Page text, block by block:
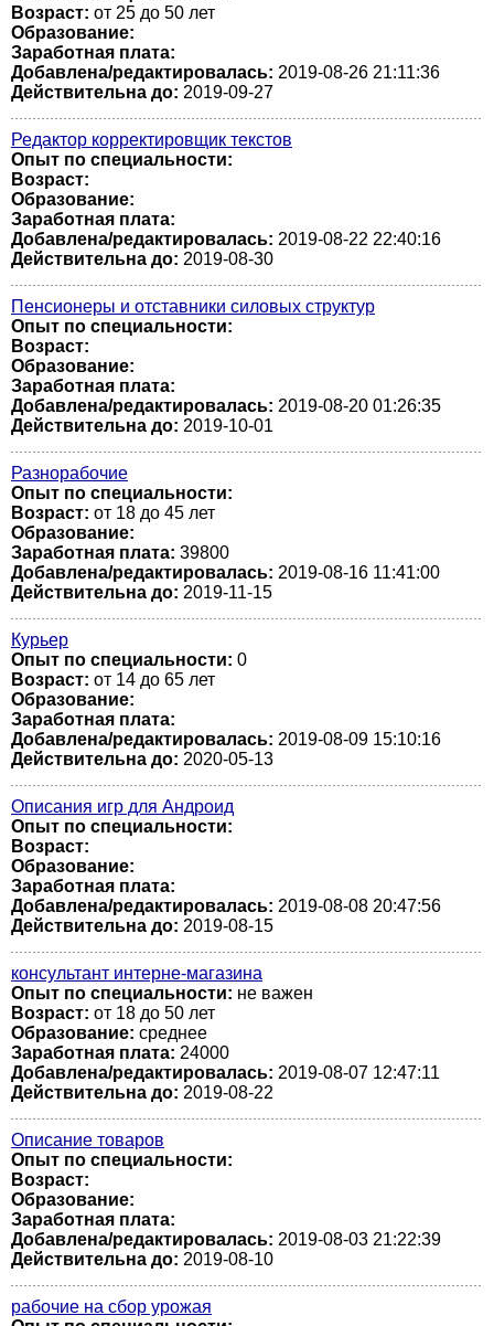
Возраст: от 25 до 50 лет
Образование:
Заработная плата:
Добавлена/редактировалась: 2019-08-26 21:11:36
Действительна до: 2019-09-27
Редактор корректировщик текстов
Опыт по специальности:
Возраст:
Образование:
Заработная плата:
Добавлена/редактировалась: 2019-08-22 22:40:16
Действительна до: 2019-08-30
Пенсионеры и отставники силовых структур
Опыт по специальности:
Возраст:
Образование:
Заработная плата:
Добавлена/редактировалась: 2019-08-20 01:26:35
Действительна до: 2019-10-01
Разнорабочие
Опыт по специальности:
Возраст: от 18 до 45 лет
Образование:
Заработная плата: 39800
Добавлена/редактировалась: 2019-08-16 11:41:00
Действительна до: 2019-11-15
Курьер
Опыт по специальности: 0
Возраст: от 14 до 65 лет
Образование:
Заработная плата:
Добавлена/редактировалась: 2019-08-09 15:10:16
Действительна до: 2020-05-13
Описания игр для Андроид
Опыт по специальности:
Возраст:
Образование:
Заработная плата:
Добавлена/редактировалась: 2019-08-08 20:47:56
Действительна до: 2019-08-15
консультант интерне-магазина
Опыт по специальности: не важен
Возраст: от 18 до 50 лет
Образование: среднее
Заработная плата: 24000
Добавлена/редактировалась: 2019-08-07 12:47:11
Действительна до: 2019-08-22
Описание товаров
Опыт по специальности:
Возраст:
Образование:
Заработная плата:
Добавлена/редактировалась: 2019-08-03 21:22:39
Действительна до: 2019-08-10
рабочие на сбор урожая